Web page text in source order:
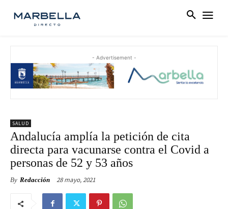
- Advertisement -
SALUD
Andalucía amplía la petición de cita
directa para vacunarse contra el Covid a
personas de 52 y 53 años
By Redacción 28 mayo, 2021